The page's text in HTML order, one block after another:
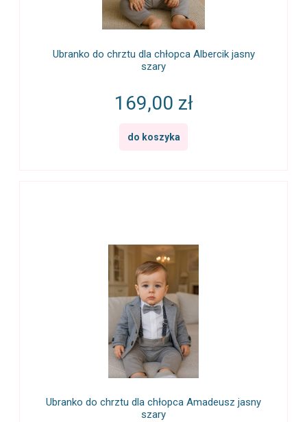
Ubranko do chrztu dla chłopca Albercik jasny
szary
169,00 zł
do koszyka
Ubranko do chrztu dla chłopca Amadeusz jasny
szary